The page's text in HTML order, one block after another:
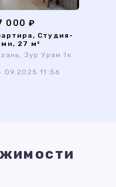
000 ₽
Студия-
27 м²
Зур Урам 1к
11:56